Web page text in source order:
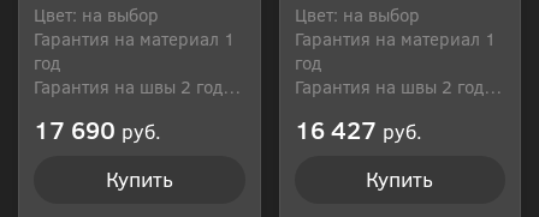
Цвет: на выбор
Гарантия на материал 1
год
Гарантия на швы 2 года
17 690 руб.
Купить
Цвет: на выбор
Гарантия на материал 1
год
Гарантия на швы 2 года
16 427 руб.
Купить